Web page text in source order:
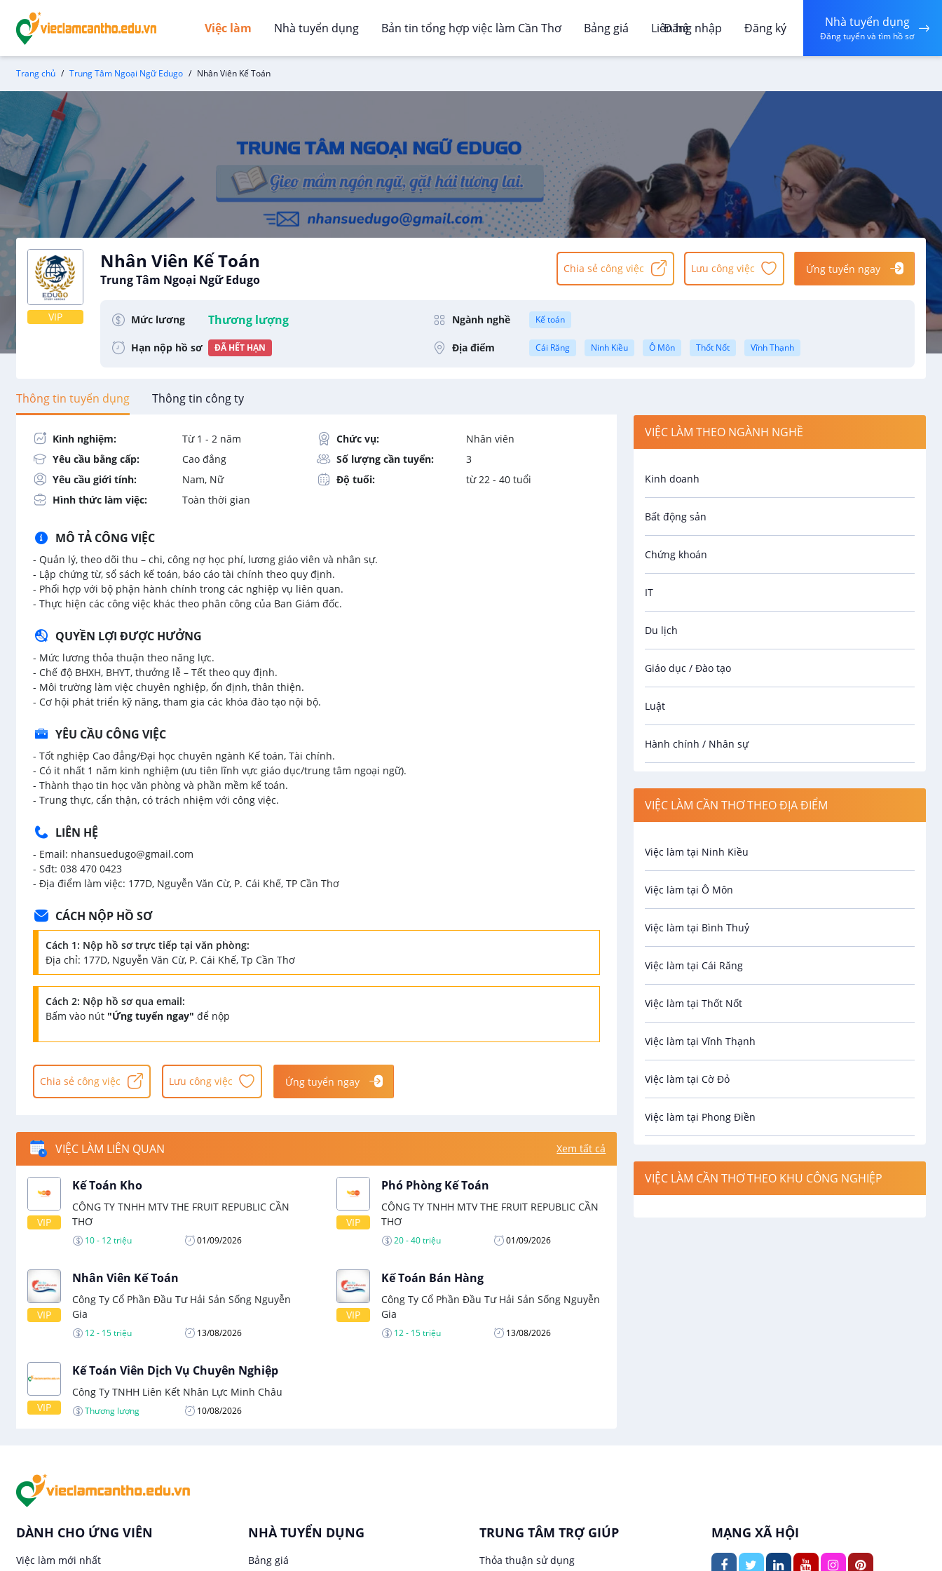
Việc làm Nhà tuyển dụng Bản tin tổng hợp việc làm Cần Thơ Bảng giá Liên hệ
Đăng nhập Đăng ký Nhà tuyển dụng
Đăng tuyển và tìm hồ sơ
Trang chủ Trung Tâm Ngoại Ngữ Edugo Nhân Viên Kế Toán
VIP
Nhân Viên Kế Toán
Trung Tâm Ngoại Ngữ Edugo
Chia sẻ công việc Lưu công việc Ứng tuyển ngay
Mức lương Thương lượng Ngành nghề Kế toán
Hạn nộp hồ sơ ĐÃ HẾT HẠN Địa điểm Cái Răng Ninh Kiều Ô Môn Thốt Nốt Vĩnh Thạnh
Thông tin tuyển dụng Thông tin công ty
Kinh nghiệm: Từ 1 - 2 năm Chức vụ:
Nhân viên
Yêu cầu bằng cấp:
Cao đẳng Số lượng cần tuyển:
3
Yêu cầu giới tính:
Nam, Nữ Độ tuổi:
từ 22 - 40 tuổi
Hình thức làm việc:
Toàn thời gian
MÔ TẢ CÔNG VIỆC
- Quản lý, theo dõi thu – chi, công nợ học phí, lương giáo viên và nhân sự.
- Lập chứng từ, sổ sách kế toán, báo cáo tài chính theo quy định.
- Phối hợp với bộ phận hành chính trong các nghiệp vụ liên quan.
- Thực hiện các công việc khác theo phân công của Ban Giám đốc.
QUYỀN LỢI ĐƯỢC HƯỞNG
- Mức lương thỏa thuận theo năng lực.
- Chế độ BHXH, BHYT, thưởng lễ – Tết theo quy định.
- Môi trường làm việc chuyên nghiệp, ổn định, thân thiện.
- Cơ hội phát triển kỹ năng, tham gia các khóa đào tạo nội bộ.
YÊU CẦU CÔNG VIỆC
- Tốt nghiệp Cao đẳng/Đại học chuyên ngành Kế toán, Tài chính.
- Có it nhất 1 năm kinh nghiệm (ưu tiên lĩnh vực giáo dục/trung tâm ngoại ngữ).
- Thành thạo tin học văn phòng và phần mềm kế toán.
- Trung thực, cẩn thận, có trách nhiệm với công việc.
LIÊN HỆ
- Email: nhansuedugo@gmail.com
- Sđt: 038 470 0423
- Địa điểm làm việc: 177D, Nguyễn Văn Cừ, P. Cái Khế, TP Cần Thơ
CÁCH NỘP HỒ SƠ
Cách 1: Nộp hồ sơ trực tiếp tại văn phòng:
Địa chỉ: 177D, Nguyễn Văn Cừ, P. Cái Khế, Tp Cần Thơ
Cách 2: Nộp hồ sơ qua email:
Bấm vào nút "Ứng tuyển ngay" để nộp
Chia sẻ công việc Lưu công việc Ứng tuyển ngay
VIỆC LÀM LIÊN QUAN Xem tất cả
VIP
Kế Toán Kho
CÔNG TY TNHH MTV THE FRUIT REPUBLIC CẦN
THƠ
10 - 12 triệu 01/09/2026
VIP
Phó Phòng Kế Toán
CÔNG TY TNHH MTV THE FRUIT REPUBLIC CẦN
THƠ
20 - 40 triệu 01/09/2026
VIP
Nhân Viên Kế Toán
Công Ty Cổ Phần Đầu Tư Hải Sản Sống Nguyễn
Gia
12 - 15 triệu 13/08/2026
VIP
Kế Toán Bán Hàng
Công Ty Cổ Phần Đầu Tư Hải Sản Sống Nguyễn
Gia
12 - 15 triệu 13/08/2026
VIP
Kế Toán Viên Dịch Vụ Chuyên Nghiệp
Công Ty TNHH Liên Kết Nhân Lực Minh Châu
Thương lượng 10/08/2026
VIỆC LÀM THEO NGÀNH NGHỀ
Kinh doanh
Bất động sản
Chứng khoán
IT
Du lịch
Giáo dục / Đào tạo
Luật
Hành chính / Nhân sự
Spa
Bảo Vệ
An toàn lao động
Bảo hiểm
Biên phiên dịch
Bưu chính viễn thông
Cơ khí
Công nghệ sinh học
Công nghệ thực phẩm
Điện / Điện tử / Điện lạnh
Hàng hải / Hàng không
VIỆC LÀM CẦN THƠ THEO ĐỊA ĐIỂM
Việc làm tại Ninh Kiều
Việc làm tại Ô Môn
Việc làm tại Bình Thuỷ
Việc làm tại Cái Răng
Việc làm tại Thốt Nốt
Việc làm tại Vĩnh Thạnh
Việc làm tại Cờ Đỏ
Việc làm tại Phong Điền
Việc làm tại Cái Khế
Việc làm tại Thuận Hưng
VIỆC LÀM CẦN THƠ THEO KHU CÔNG NGHIỆP
DÀNH CHO ỨNG VIÊN
Việc làm mới nhất
NHÀ TUYỂN DỤNG
Bảng giá
TRUNG TÂM TRỢ GIÚP
Thỏa thuận sử dụng
MẠNG XÃ HỘI